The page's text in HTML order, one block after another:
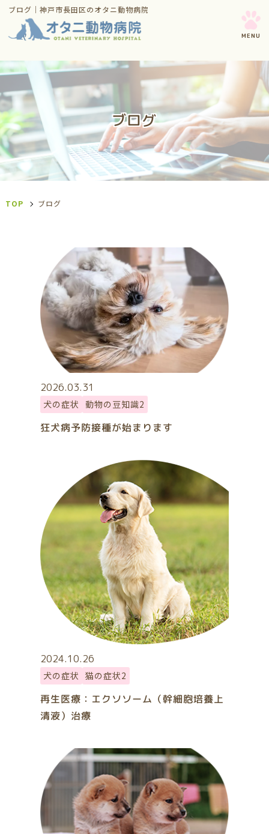
ブログ｜神戸市長田区のオタニ動物病院
ブログ
TOP ブログ
2026.03.31
犬の症状 動物の豆知識2
狂犬病予防接種が始まります
2024.10.26
犬の症状 猫の症状2
再生医療：エクソソーム（幹細胞培養上
清液）治療